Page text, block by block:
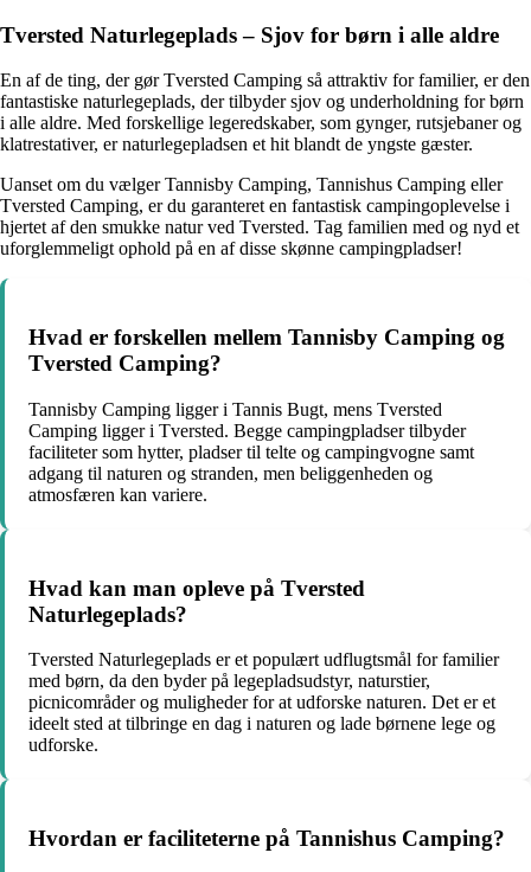
Tversted Naturlegeplads – Sjov for børn i alle aldre
En af de ting, der gør Tversted Camping så attraktiv for familier, er den
fantastiske naturlegeplads, der tilbyder sjov og underholdning for børn
i alle aldre. Med forskellige legeredskaber, som gynger, rutsjebaner og
klatrestativer, er naturlegepladsen et hit blandt de yngste gæster.
Uanset om du vælger Tannisby Camping, Tannishus Camping eller
Tversted Camping, er du garanteret en fantastisk campingoplevelse i
hjertet af den smukke natur ved Tversted. Tag familien med og nyd et
uforglemmeligt ophold på en af disse skønne campingpladser!
Hvad er forskellen mellem Tannisby Camping og
Tversted Camping?
Tannisby Camping ligger i Tannis Bugt, mens Tversted
Camping ligger i Tversted. Begge campingpladser tilbyder
faciliteter som hytter, pladser til telte og campingvogne samt
adgang til naturen og stranden, men beliggenheden og
atmosfæren kan variere.
Hvad kan man opleve på Tversted
Naturlegeplads?
Tversted Naturlegeplads er et populært udflugtsmål for familier
med børn, da den byder på legepladsudstyr, naturstier,
picnicområder og muligheder for at udforske naturen. Det er et
ideelt sted at tilbringe en dag i naturen og lade børnene lege og
udforske.
Hvordan er faciliteterne på Tannishus Camping?